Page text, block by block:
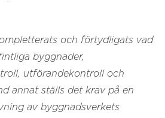
och förtydligats vad
byggnader,
utförandekontroll och
annat ställs det krav på en
av byggnadsverkets